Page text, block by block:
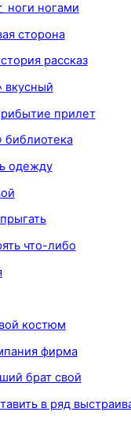
ноги ногами
сторона
рассказ
вкусный
прилет
библиотека
одежду
что-либо
костюм
фирма
брат свой
в ряд